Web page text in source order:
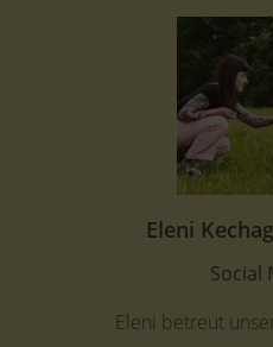
Eleni
Social
Eleni betreut